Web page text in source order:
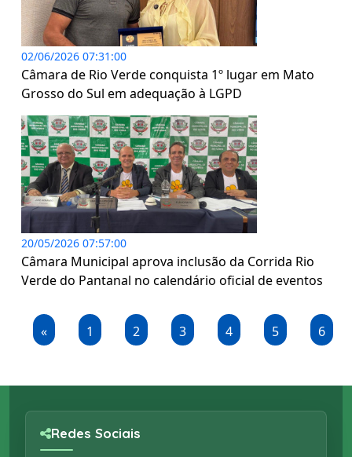
02/06/2026 07:31:00
Câmara de Rio Verde conquista 1º lugar em Mato
Grosso do Sul em adequação à LGPD
20/05/2026 07:57:00
Câmara Municipal aprova inclusão da Corrida Rio
Verde do Pantanal no calendário oficial de eventos
« 1 2 3 4 5 6
Redes Sociais